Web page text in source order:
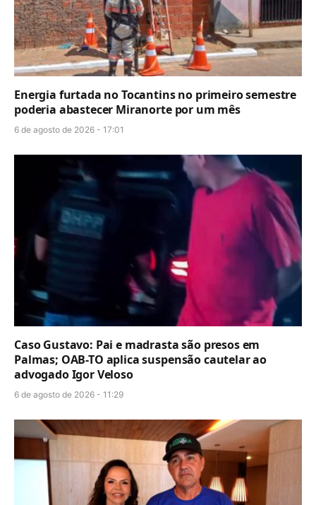
Energia furtada no Tocantins no primeiro semestre
poderia abastecer Miranorte por um mês
6 de agosto de 2026 - 17:01
Caso Gustavo: Pai e madrasta são presos em
Palmas; OAB-TO aplica suspensão cautelar ao
advogado Igor Veloso
6 de agosto de 2026 - 11:29